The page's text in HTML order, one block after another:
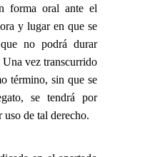
forma oral ante el
y lugar en que se
no podrá durar
vez transcurrido
término, sin que se
se tendrá por
uso de tal derecho.